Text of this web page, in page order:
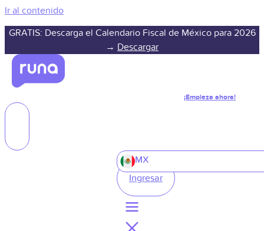
Ir al contenido
GRATIS: Descarga el Calendario Fiscal de México para 2026
→ Descargar
¡Empieza ahora!
MX
Ingresar